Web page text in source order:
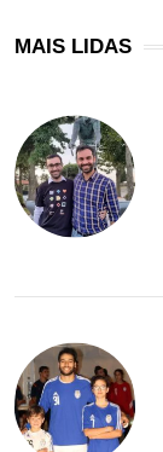
MAIS LIDAS